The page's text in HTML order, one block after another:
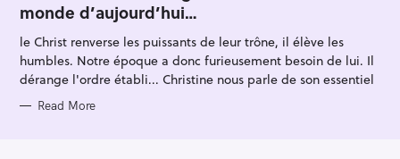
G
O
R
I
E
S
monde d’aujourd’hui…
le Christ renverse les puissants de leur trône, il élève les
humbles. Notre époque a donc furieusement besoin de lui. Il
dérange l'ordre établi... Christine nous parle de son essentiel
Read More